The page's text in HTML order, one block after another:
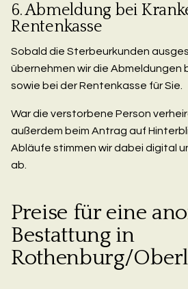
6. Abmeldung bei
Rentenkasse
Sobald die Sterbeurkunden
übernehmen wir die Abmeldungen
sowie bei der Rentenkasse für Sie.
War die verstorbene Person
außerdem beim Antrag auf
Abläufe stimmen wir dabei digital
ab.
Preise für eine
Bestattung in
Rothenburg/